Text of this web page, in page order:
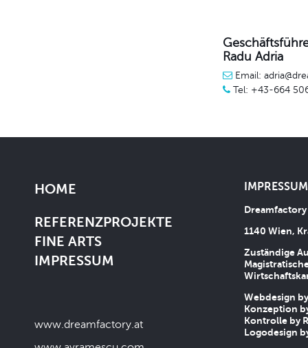
Radu Adria
Email:
Tel: +43-664
HOME
REFERENZPROJEKTE
FINE ARTS
IMPRESSUM
www.dreamfactory.at
1140 Wien,
Zuständige
Webdesign
Konzeption
Kontrolle by
Logodesign